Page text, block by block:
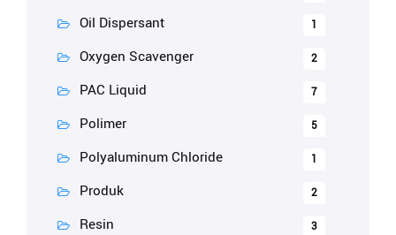
Oil Dispersant 1
Oxygen Scavenger 2
PAC Liquid 7
Polimer 5
Polyaluminum Chloride 1
Produk 2
Resin 3